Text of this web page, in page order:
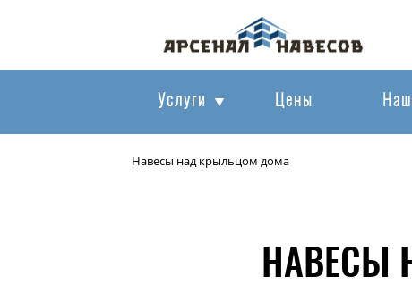
Услуги Цены
Навесы над крыльцом дома
НАВЕСЫ